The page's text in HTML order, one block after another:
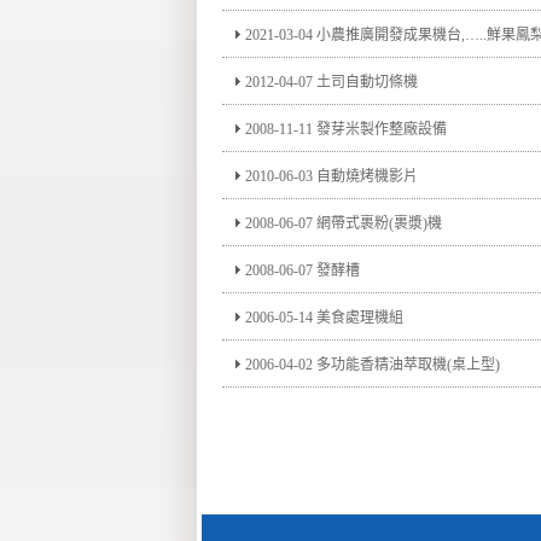
2021-03-04 小農推廣開發成果機台,…..鮮果鳳
2012-04-07 土司自動切條機
2008-11-11 發芽米製作整廠設備
2010-06-03 自動燒烤機影片
2008-06-07 網帶式裹粉(裹漿)機
2008-06-07 發酵槽
2006-05-14 美食處理機組
2006-04-02 多功能香精油萃取機(桌上型)